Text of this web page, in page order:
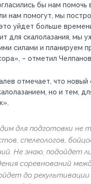
бы нам
нам помогут, мы
уйдет больше
для скалолазания, мы
силами и планируем
– отметил
отмечает, что
но и тем,
для подготовки не
спелеологов,
Не знаю, подойдет
соревнований
до